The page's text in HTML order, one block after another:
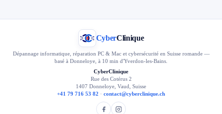
CyberClinique
Dépannage informatique, réparation PC & Mac et cybersécurité en Suisse romande —
basé à Donneloye, à 10 min d'Yverdon-les-Bains.
CyberClinique
Rue des Cotérus 2
1407 Donneloye, Vaud, Suisse
+41 79 716 53 82 · contact@cyberclinique.ch